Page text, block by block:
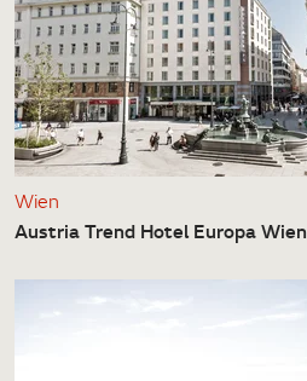
Wien
Austria Trend Hotel Europa Wien